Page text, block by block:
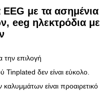
με τα ασημένια
eeg ηλεκτρόδια με
την επιλογή
δεν είναι εύκολο.
είναι προαιρετικό